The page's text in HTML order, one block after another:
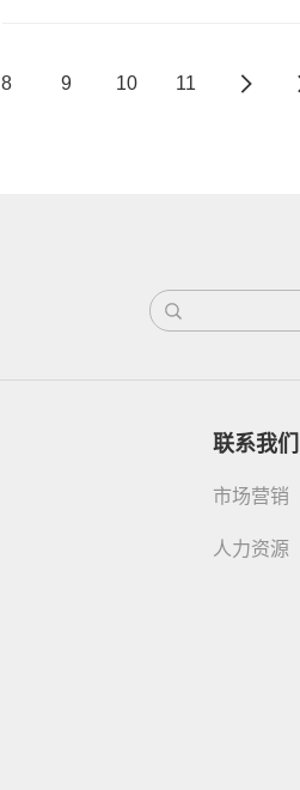
8 9 10 11
联系我们
市场营销
人力资源